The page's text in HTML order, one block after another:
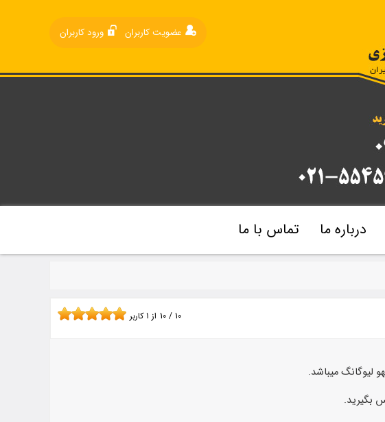
ورود کاربران عضویت کاربران
درباره ما تماس با ما
10 / 10 از 1کاربر
لیوگانگ میباشد.
بگیرید.